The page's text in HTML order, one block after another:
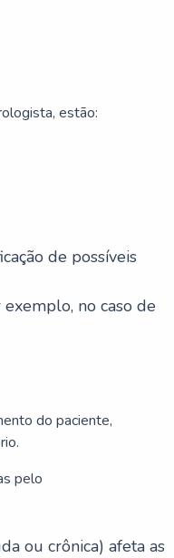
estão:
de possíveis
no caso de
do paciente,
pelo
ou crônica) afeta as